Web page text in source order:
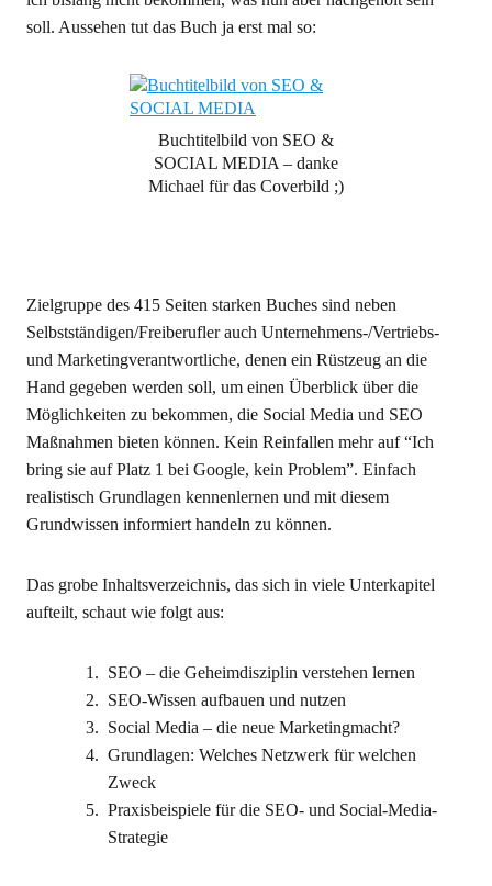
soll. Aussehen tut das Buch ja erst mal so:
Buchtitelbild von SEO &
SOCIAL MEDIA – danke
Michael für das Coverbild ;)
Zielgruppe des 415 Seiten starken Buches sind neben
Selbstständigen/Freiberufler auch Unternehmens-/Vertriebs-
und Marketingverantwortliche, denen ein Rüstzeug an die
Hand gegeben werden soll, um einen Überblick über die
Möglichkeiten zu bekommen, die Social Media und SEO
Maßnahmen bieten können. Kein Reinfallen mehr auf “Ich
bring sie auf Platz 1 bei Google, kein Problem”. Einfach
realistisch Grundlagen kennenlernen und mit diesem
Grundwissen informiert handeln zu können.
Das grobe Inhaltsverzeichnis, das sich in viele Unterkapitel
aufteilt, schaut wie folgt aus:
SEO – die Geheimdisziplin verstehen lernen
SEO-Wissen aufbauen und nutzen
Social Media – die neue Marketingmacht?
Grundlagen: Welches Netzwerk für welchen
Zweck
Praxisbeispiele für die SEO- und Social-Media-
Strategie